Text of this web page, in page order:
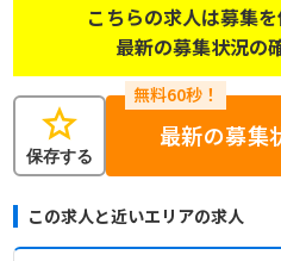
こちらの求人は募集を
最新の募集状況の
star
保存する
最新の募集
この求人と近いエリアの求人